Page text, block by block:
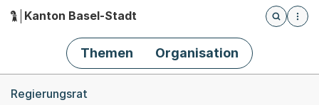
Hauptnavigation
Kanton Basel-Stadt
Öffnet
Themen Organisation
Regierungsrat